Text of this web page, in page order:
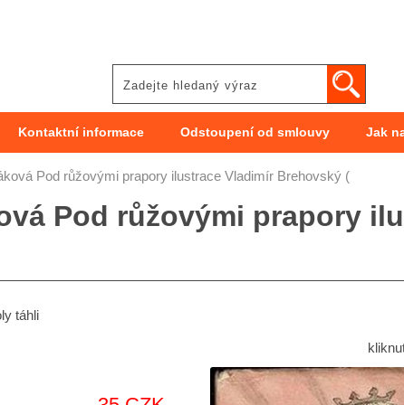
Kontaktní informace Odstoupení od smlouvy Jak
Pod růžovými prapory ilustrace Vladimír Brehovský (
Pod růžovými prapory
táhli